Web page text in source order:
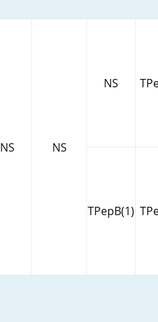
NS NS
NS
TPepB(1)